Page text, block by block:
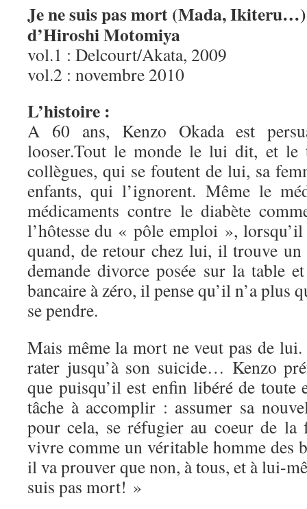
Je ne suis pas mort (Mada, Ikiteru…)
d’Hiroshi Motomiya
vol.1 : Delcourt/Akata, 2009
vol.2 : novembre 2010
L’histoire :
A 60 ans, Kenzo Okada est
looser.Tout le monde le lui dit, et le
collègues, qui se foutent de lui, sa
enfants, qui l’ignorent. Même le
médicaments contre le diabète
l’hôtesse du « pôle emploi »,
quand, de retour chez lui, il trouve un
demande divorce posée sur la table
bancaire à zéro, il pense qu’il n’a plus
se pendre.
Mais même la mort ne veut pas de
rater jusqu’à son suicide… Kenzo
que puisqu’il est enfin libéré de toute
tâche à accomplir : assumer sa
pour cela, se réfugier au coeur de la
vivre comme un véritable homme des
il va prouver que non, à tous, et à lui-
suis pas mort! »